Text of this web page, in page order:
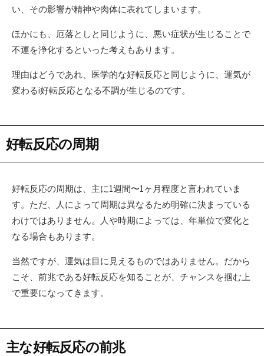
い、その影響が精神や肉体に表れてしまいます。
ほかにも、厄落としと同じように、悪い症状が生じることで
不運を浄化するといった考えもあります。
理由はどうであれ、医学的な好転反応と同じように、運気が
変わるi好転反応となる不調が生じるのです。
好転反応の周期
好転反応の周期は、主に1週間〜1ヶ月程度と言われていま
す。ただ、人によって周期は異なるため明確に決まっている
わけではありません。人や時期によっては、年単位で変化と
なる場合もあります。
当然ですが、運気は目に見えるものではありません。だから
こそ、前兆である好転反応を知ることが、チャンスを掴む上
で重要になってきます。
主な好転反応の前兆